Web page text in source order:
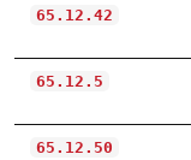
65.12.42
65.12.5
65.12.50